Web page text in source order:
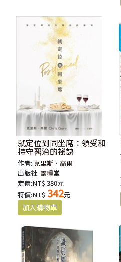
就定位到同坐席：領受和
持守醫治的祕訣
作者:克里斯．高爾
出版社: 靈糧堂
定價:NT$ 380元
特價:NT$ 342元